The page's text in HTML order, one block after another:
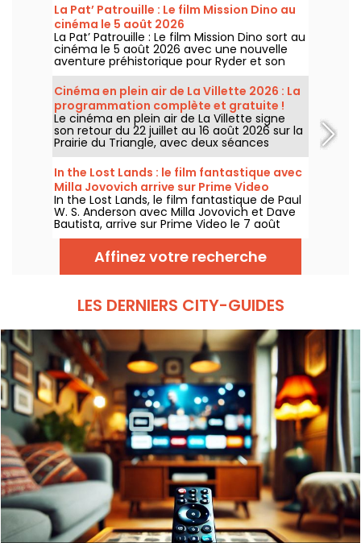
La Pat’ Patrouille : Le film Mission Dino au
cinéma le 5 août 2026
La Pat’ Patrouille : Le film Mission Dino sort au
cinéma le 5 août 2026 avec une nouvelle
aventure préhistorique pour Ryder et son
équipe.
Cinéma en plein air de La Villette 2026 : La
programmation complète et gratuite !
Le cinéma en plein air de La Villette signe
son retour du 22 juillet au 16 août 2026 sur la
Prairie du Triangle, avec deux séances
gratuites par jour, à 18h et 21h. Pour cette
35e édition, le festival met à l’honneur le
thème “L’appel de la forêt”. Découvrez la
programmation complète et gratuite !
In the Lost Lands : le film fantastique avec
Milla Jovovich arrive sur Prime Video
In the Lost Lands, le film fantastique de Paul
W. S. Anderson avec Milla Jovovich et Dave
Bautista, arrive sur Prime Video le 7 août
2026.
Affinez votre recherche
LES DERNIERS CITY-GUIDES